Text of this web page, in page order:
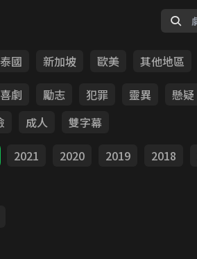
泰國 新加坡 歐美
其他地區
喜劇 勵志 犯罪 靈異 懸疑
成人
雙字幕
2021 2020 2019 2018